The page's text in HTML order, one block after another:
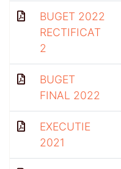
BUGET 2022
RECTIFICAT
2
BUGET
FINAL 2022
EXECUTIE
2021